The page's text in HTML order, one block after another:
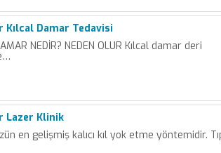
Kılcal Damar Tedavisi
NEDİR? NEDEN OLUR Kılcal damar deri
Lazer Klinik
en gelişmiş kalıcı kıl yok etme yöntemidir.